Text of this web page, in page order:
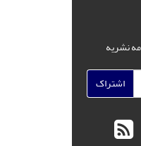
نشریه
اشتراک